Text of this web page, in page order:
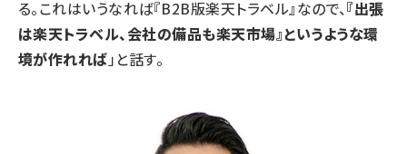
る。これはいうなれば『B2B版楽天トラベル』なので、『出張
は楽天トラベル、会社の備品も楽天市場』というような環
境が作れれば 」と話す。